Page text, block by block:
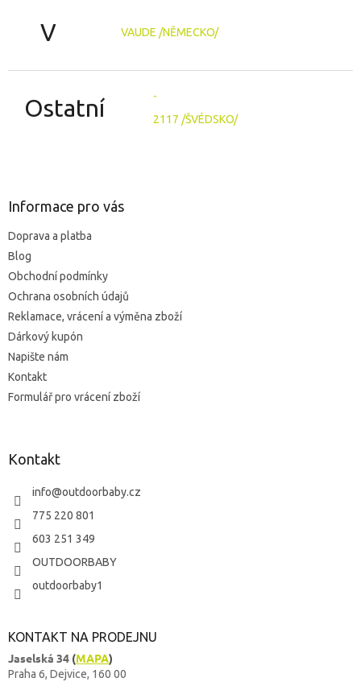
V VAUDE /NĚMECKO/
Ostatní
-
2117 /ŠVÉDSKO/
Informace pro vás
Doprava a platba
Blog
Obchodní podmínky
Ochrana osobních údajů
Reklamace, vrácení a výměna zboží
Dárkový kupón
Napište nám
Kontakt
Formulář pro vrácení zboží
Kontakt
info@outdoorbaby.cz
775 220 801
603 251 349
OUTDOORBABY
outdoorbaby1
KONTAKT NA PRODEJNU
Jaselská 34 (MAPA)
Praha 6, Dejvice, 160 00